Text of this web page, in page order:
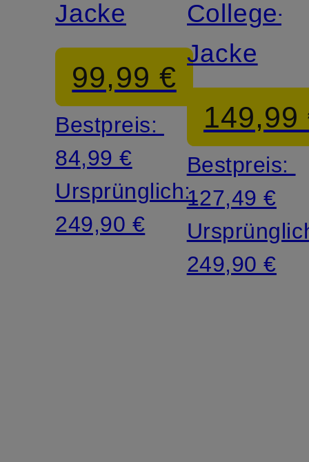
Jacke
99,99 €
Bestpreis:
84,99 €
Ursprünglich:
249,90 €
College-
Jacke
149,99
Bestpreis:
127,49 €
249,90 €